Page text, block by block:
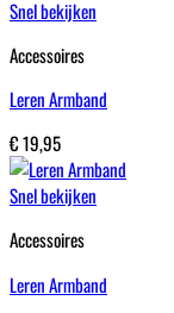
Snel bekijken
Accessoires
Leren Armband
€19,95
Snel bekijken
Accessoires
Leren Armband